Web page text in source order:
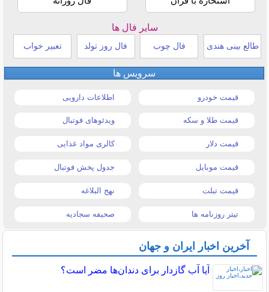
سایر فال ها
طالع بینی هندی فال چوب فال روز تولد تعبیر خواب
سرویس ها
قیمت خودرو اطلاعات دارویی
قیمت طلا و سکه ویدئوهای فوتبال
قیمت دلار کالری مواد غذایی
قیمت موبایل جدول پخش فوتبال
قیمت تبلت نهج البلاغه
تیتر روزنامه ها صحیفه سجادیه
آخرین اخبار ایران و جهان
آیا آب گازدار برای دندان‌ها مضر است؟